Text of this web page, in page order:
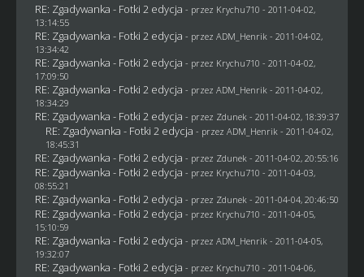
RE: Zgadywanka - Fotki 2 edycja - przez Krychu710 - 2011-04-02,
13:14:55
RE: Zgadywanka - Fotki 2 edycja - przez ADM_Henrik - 2011-04-02,
13:34:42
RE: Zgadywanka - Fotki 2 edycja - przez Krychu710 - 2011-04-02,
17:09:50
RE: Zgadywanka - Fotki 2 edycja - przez ADM_Henrik - 2011-04-02,
18:34:29
RE: Zgadywanka - Fotki 2 edycja - przez Zdunek - 2011-04-02, 18:39:37
RE: Zgadywanka - Fotki 2 edycja - przez ADM_Henrik - 2011-04-02,
18:45:31
RE: Zgadywanka - Fotki 2 edycja - przez Zdunek - 2011-04-02, 20:55:16
RE: Zgadywanka - Fotki 2 edycja - przez Krychu710 - 2011-04-03,
08:55:21
RE: Zgadywanka - Fotki 2 edycja - przez Zdunek - 2011-04-04, 20:46:50
RE: Zgadywanka - Fotki 2 edycja - przez Krychu710 - 2011-04-05,
15:10:59
RE: Zgadywanka - Fotki 2 edycja - przez ADM_Henrik - 2011-04-05,
19:32:07
RE: Zgadywanka - Fotki 2 edycja - przez Krychu710 - 2011-04-06,